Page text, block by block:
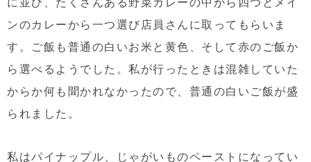
ンのカレーから一つ選び店員さんに取ってもらいま
す。ご飯も普通の白いお米と黄色、そして赤のご飯か
ら選べるようでした。私が行ったときは混雑していた
からか何も聞かれなかったので、普通の白いご飯が盛
られました。
私はパイナップル、じゃがいものペーストになってい